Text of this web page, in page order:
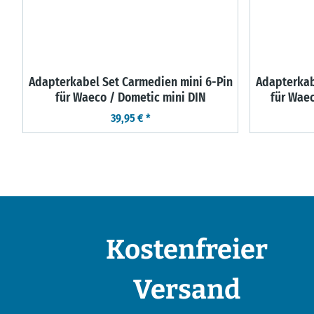
Adapterkabel Set Carmedien mini 6-Pin
für Waeco / Dometic mini DIN
39,95 € *
für
Kostenfreier
Versand